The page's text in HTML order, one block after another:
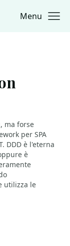
Menu
ma forse
per SPA
DDD è l'eterna
è
utilizza le